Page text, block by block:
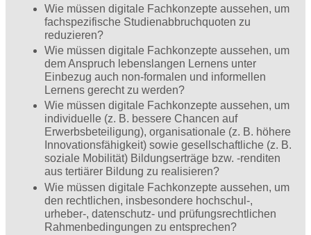
Wie müssen digitale Fachkonzepte aussehen, um
fachspezifische Studienabbruchquoten zu
reduzieren?
Wie müssen digitale Fachkonzepte aussehen, um
dem Anspruch lebenslangen Lernens unter
Einbezug auch non-formalen und informellen
Lernens gerecht zu werden?
Wie müssen digitale Fachkonzepte aussehen, um
individuelle (z. B. bessere Chancen auf
Erwerbsbeteiligung), organisationale (z. B. höhere
Innovationsfähigkeit) sowie gesellschaftliche (z. B.
soziale Mobilität) Bildungserträge bzw. -renditen
aus tertiärer Bildung zu realisieren?
Wie müssen digitale Fachkonzepte aussehen, um
den rechtlichen, insbesondere hochschul-,
urheber-, datenschutz- und prüfungsrechtlichen
Rahmenbedingungen zu entsprechen?